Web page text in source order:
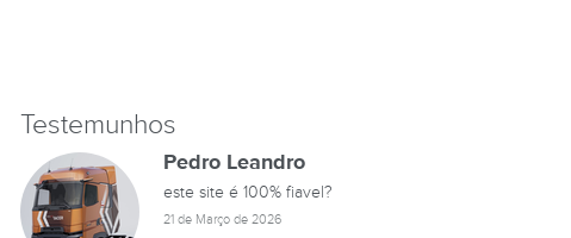
Testemunhos
Pedro Leandro
este site é 100% fiavel?
21 de Março de 2026